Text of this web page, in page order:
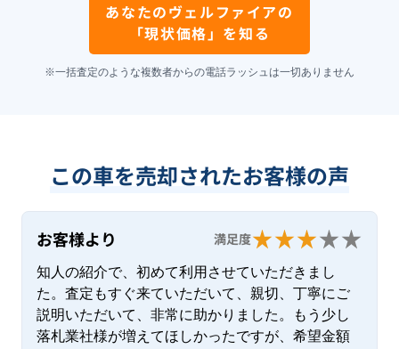
あなたのヴェルファイアの
「現状価格」を知る
※一括査定のような複数者からの電話ラッシュは一切ありません
この車を売却されたお客様の声
お客様より 満足度
知人の紹介で、初めて利用させていただきまし
た。査定もすぐ来ていただいて、親切、丁寧にご
説明いただいて、非常に助かりました。もう少し
落札業社様が増えてほしかったですが、希望金額